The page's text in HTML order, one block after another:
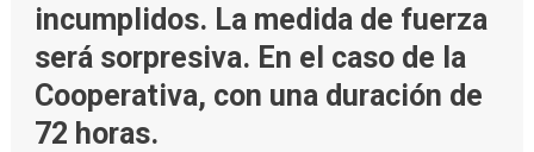
incumplidos. La medida de fuerza
será sorpresiva. En el caso de la
Cooperativa, con una duración de
72 horas.